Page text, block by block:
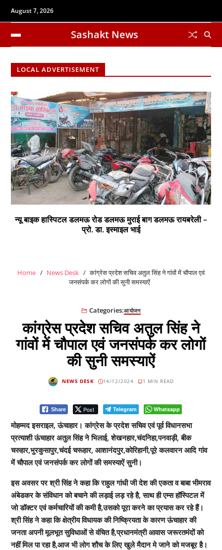
August 7, 2026
Sashakt News
LOCAL ADVERTISEMENT
न्यू बाइक हास्पिटल डलमऊ रोड डलमऊ मुराई बाग डलमऊ रायबरेली –
प्रो. डा. इस्माइल भाई
Home News Desk
कांग्रेस प्रदेश सचिव अतुल सिंह ने गांवों में चौपाल एवं
जनसंपर्क कर लोगों की सुनी समस्याऐं
Categories:आयोजन
कांग्रेस प्रदेश सचिव अतुल सिंह ने
गांवों में चौपाल एवं जनसंपर्क कर लोगों
की सुनी समस्याऐं
NEWS DESK 14/12/2024 1 MIN READ
Share Post Telegram Whatsapp
मोहम्मद इसराइल, ऊंचाहार। कांग्रेस के प्रदेश सचिव एवं पूर्व विधानसभा
प्रत्याशी ऊंचाहार अतुल सिंह ने भिलाई, शेखनहार,चंदनिहा,पनवाड़ी, बीक
चरुहार,भुरकुसापुर,चंदई चरूहार, आशानंदपुर,कोरिहानी,पूरे कलवारन आदि गांव
में चौपाल एवं जनसंपर्क कर लोगों की समस्याऐं सुनी।
इस अवसर पर श्री सिंह ने कहा कि राहुल गांधी जी देश की एकता व बाबा भीमराव
अंबेडकर के संविधान को बचाने की लड़ाई लड़ रहे है, साथ ही एम्स हॉस्पिटल में
जो डॉक्टर एवं कर्मचारियों की कमी है,उसको पूरा करने का प्रयास कर रहे हैं।
श्री सिंह ने कहा कि क्षेत्रीय विधायक की निष्क्रियता के कारण ऊंचाहार की
जनता अपनी मूलभूत सुविधाओं से वंचित है,प्रधानमंत्री आवास जरूरतमंदों को
नहीं मिल पा रहा है,आज भी लोग शौच के लिए खुले मैदान मे जाने को मजबूर है।